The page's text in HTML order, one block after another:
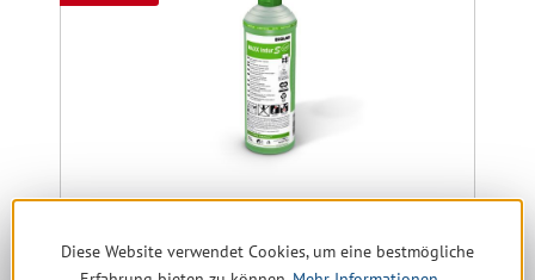
Ecolab Maxx Indur S 1 ltr.
Ultranetzender Wischpflege
Diese Website verwendet Cookies, um eine bestmögliche